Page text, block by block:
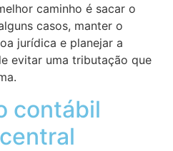
caminho é sacar o
casos, manter o
jurídica e planejar a
evitar uma tributação que
contábil